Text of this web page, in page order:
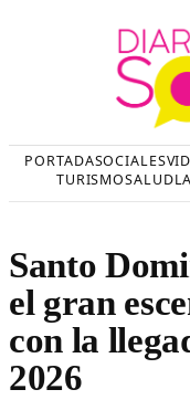
PORTADASOCIALES
TURISMOSALUD
Santo
el gran
con la
2026